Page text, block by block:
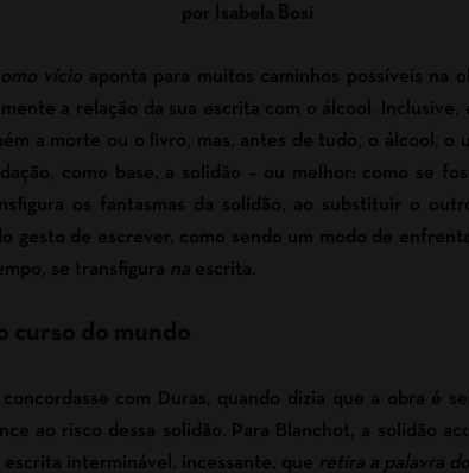
vício aponta para muitos caminhos possíveis na
a relação da sua escrita com o álcool. Inclusive,
a morte ou o livro, mas, antes de tudo, o álcool, o
como base, a solidão – ou melhor: como se
os fantasmas da solidão, ao substituir o
gesto de escrever, como sendo um modo de
se transfigura na escrita.
com Duras, quando dizia que a obra é
ao risco dessa solidão. Para Blanchot, a solidão
escrita interminável, incessante, que retira a palavra